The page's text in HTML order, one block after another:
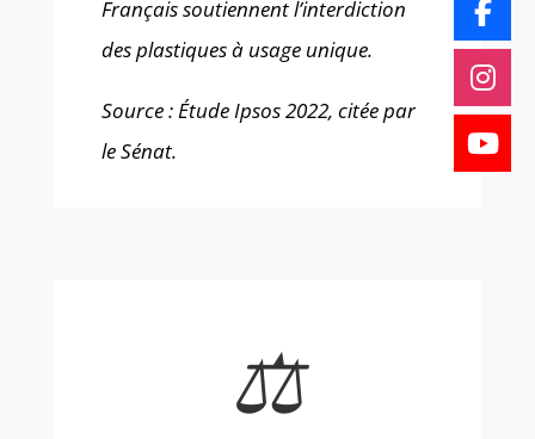
Français soutiennent l’interdiction
des plastiques à usage unique.
Source : Étude Ipsos 2022, citée par
le Sénat.
⚖️